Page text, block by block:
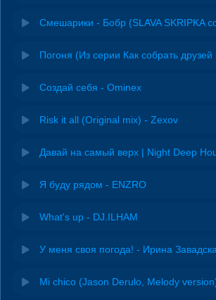
Смешарики - Бобр (SLAVA SKRIPKA
Создай себя - Ominex
Risk it all (Original mix) - Zexov
Давай на самый верх | Night Deep
Я буду рядом - ENZRO
What's up - DJ.ILHAM
У меня своя погода! - Ирина